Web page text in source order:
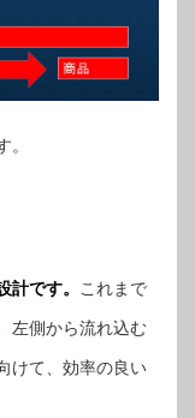
計です。 これまで
左側から流れ込む
けて、効率の良い